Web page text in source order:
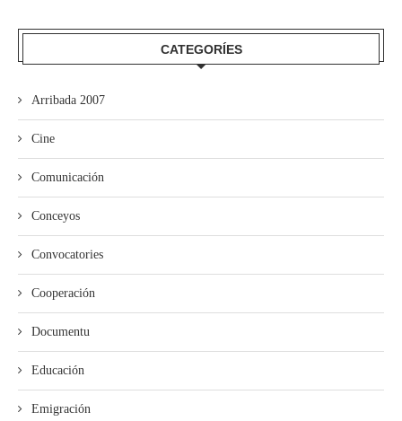
CATEGORÍES
Arribada 2007
Cine
Comunicación
Conceyos
Convocatories
Cooperación
Documentu
Educación
Emigración